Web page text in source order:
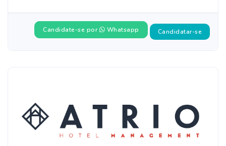
Candidate-se por Whatsapp Candidatar-se